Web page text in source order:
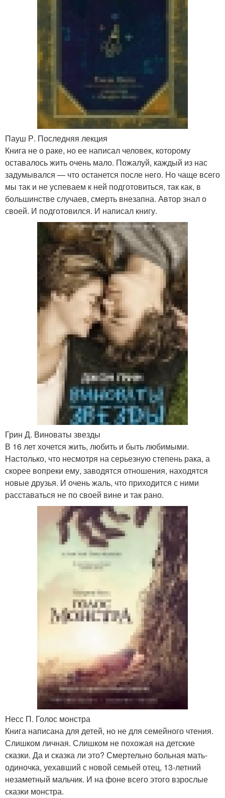
Пауш Р. Последняя лекция
Книга не о раке, но ее написал человек, которому
оставалось жить очень мало. Пожалуй, каждый из нас
задумывался — что останется после него. Но чаще всего
мы так и не успеваем к ней подготовиться, так как, в
большинстве случаев, смерть внезапна. Автор знал о
своей. И подготовился. И написал книгу.
Грин Д. Виноваты звезды
В 16 лет хочется жить, любить и быть любимыми.
Настолько, что несмотря на серьезную степень рака, а
скорее вопреки ему, заводятся отношения, находятся
новые друзья. И очень жаль, что приходится с ними
расставаться не по своей вине и так рано.
Несс П. Голос монстра
Книга написана для детей, но не для семейного чтения.
Слишком личная. Слишком не похожая на детские
сказки. Да и сказка ли это? Смертельно больная мать-
одиночка, уехавший с новой семьей отец, 13-летний
незаметный мальчик. И на фоне всего этого взрослые
сказки монстра.